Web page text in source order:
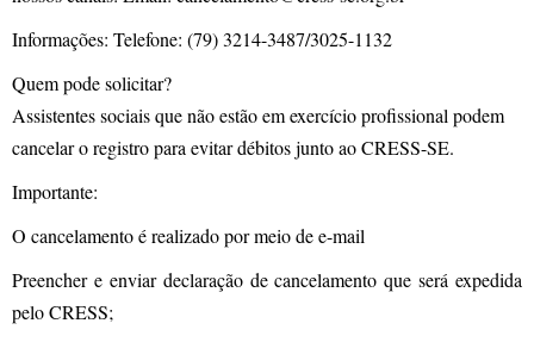
Informações: Telefone: (79) 3214-3487/3025-1132
Quem pode solicitar?
Assistentes sociais que não estão em exercício profissional podem
cancelar o registro para evitar débitos junto ao CRESS-SE.
Importante:
O cancelamento é realizado por meio de e-mail
Preencher e enviar declaração de cancelamento que será expedida
pelo CRESS;